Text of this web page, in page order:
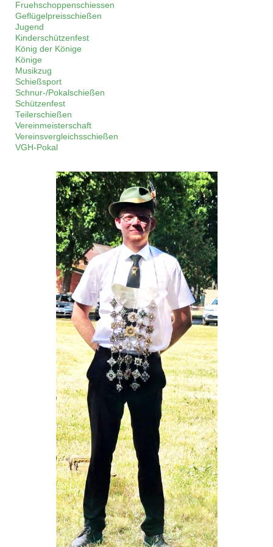
Fruehschoppenschiessen
Geflügelpreisschießen
Jugend
Kinderschützenfest
König der Könige
Könige
Musikzug
Schießsport
Schnur-/Pokalschießen
Schützenfest
Teilerschießen
Vereinmeisterschaft
Vereinsvergleichsschießen
VGH-Pokal